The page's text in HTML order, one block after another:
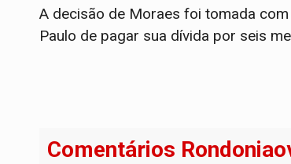
A decisão de Moraes foi tomada
Paulo de pagar sua dívida por seis
Comentários